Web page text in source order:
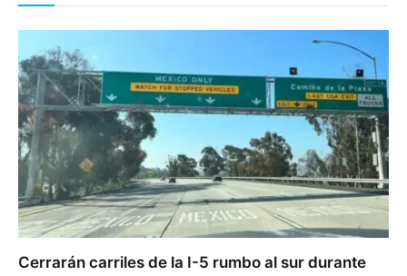
Cerrarán carriles de la I-5 rumbo al sur durante